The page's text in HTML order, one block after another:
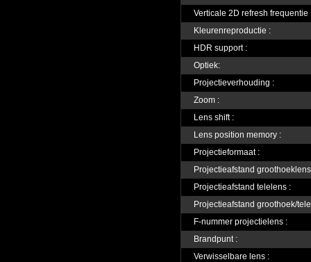
Verticale 2D refresh frequentie
Kleurenreproductie :
HDR support :
Optiek:
Projectieverhouding :
Zoom :
Lens shift :
Lens position memory :
Projectieformaat :
Projectieafstand
Projectieafstand telelens :
Projectieafstand groothoek/
F-nummer projectielens :
Brandpunt :
Verwisselbare lens :